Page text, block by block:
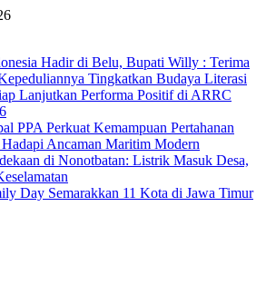
Hadir di Belu, Bupati Willy : Terima
Tingkatkan Budaya Literasi
Lanjutkan Performa Positif di ARRC
PPA Perkuat Kemampuan Pertahanan
Ancaman Maritim Modern
di Nonotbatan: Listrik Masuk Desa,
Day Semarakkan 11 Kota di Jawa Timur